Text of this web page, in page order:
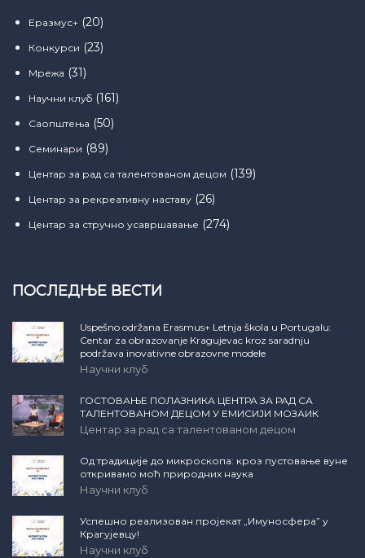
Еразмус+ (20)
Конкурси (23)
Мрежа (31)
Научни клуб (161)
Саопштења (50)
Семинари (89)
Центар за рад са талентованом децом (139)
Центар за рекреативну наставу (26)
Центар за стручно усавршавање (274)
ПОСЛЕДЊЕ ВЕСТИ
Uspešno održana Erasmus+ Letnja škola u Portugalu:
Centar za obrazovanje Kragujevac kroz saradnju
podržava inovativne obrazovne modele
Научни клуб
ГОСТОВАЊЕ ПОЛАЗНИКА ЦЕНТРА ЗА РАД СА
ТАЛЕНТОВАНОМ ДЕЦОМ У ЕМИСИЈИ МОЗАИК
Центар за рад са талентованом децом
Од традиције до микроскопа: кроз пустовање вуне
откривамо моћ природних наука
Научни клуб
Успешно реализован пројекат „Имуносфера” у
Крагујевцу!
Научни клуб